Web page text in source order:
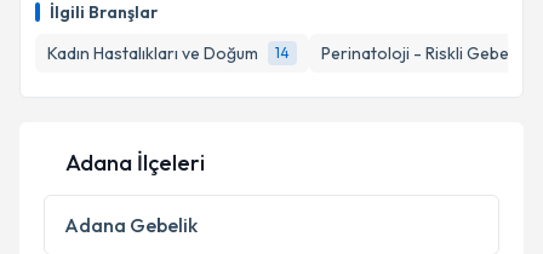
İlgili Branşlar
Kadın Hastalıkları ve Doğum
14 Perinatoloji - Riskli
takvim hazırlandığında e-posta ile bilgilendireceğiz.
Kişisel verilerimin işlenmesine ilişkinAydınlatma
Metni 'ni okudum ve kişisel verilerimin belirtilen
kapsamda işlenmesini kabul ediyorum.
Adana İlçeleri
Adana Gebelik